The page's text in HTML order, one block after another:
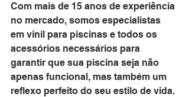
Com mais de 15 anos de experiência
no mercado, somos especialistas
em vinil para piscinas e todos os
acessórios necessários para
garantir que sua piscina seja não
apenas funcional, mas também um
reflexo perfeito do seu estilo de vida.